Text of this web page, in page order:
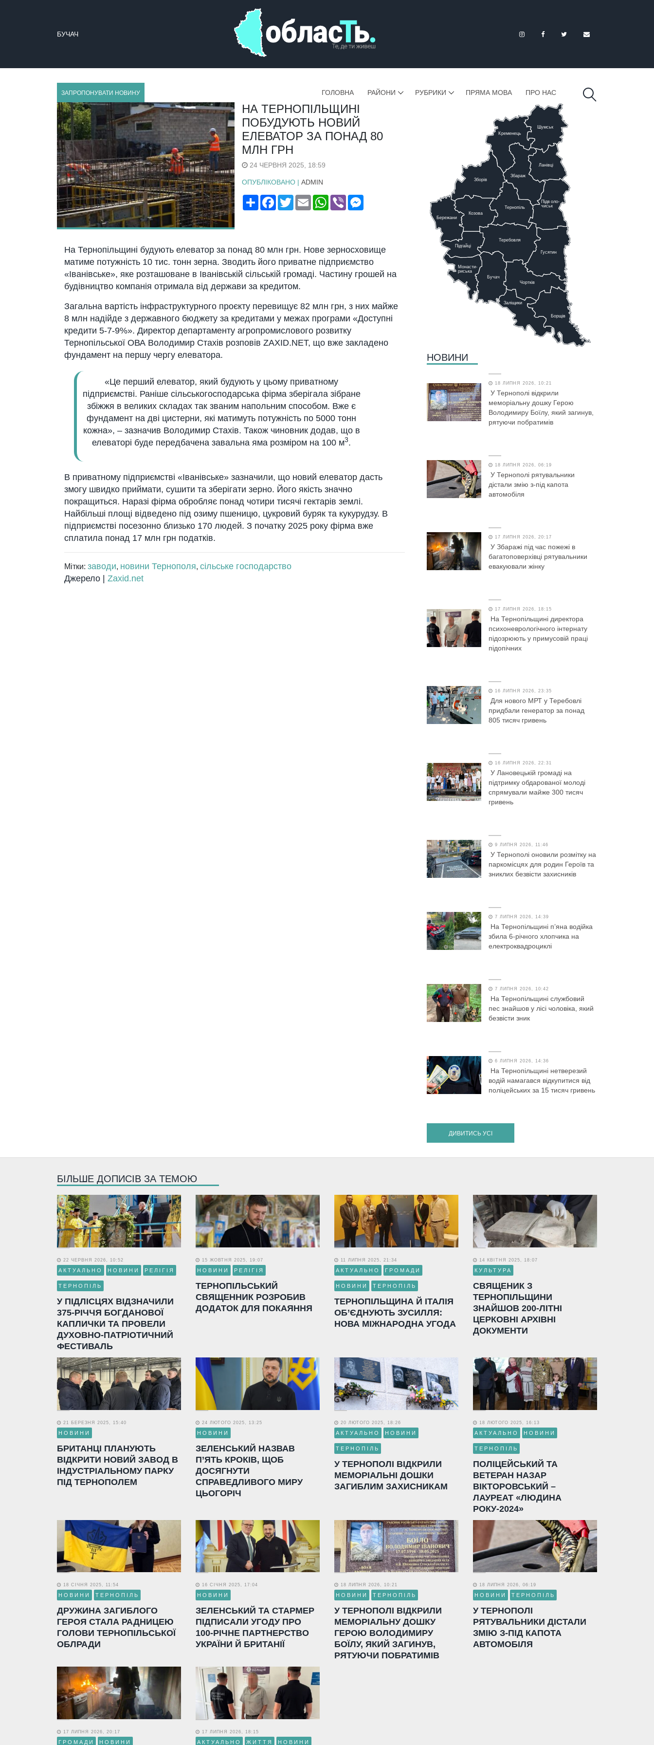
ЗАПРОПОНУВАТИ НОВИНУ ГОЛОВНА РАЙОНИ РУБРИКИ ПРЯМА МОВА ПРО НАС
НА ТЕРНОПІЛЬЩИНІ
ПОБУДУЮТЬ НОВИЙ
ЕЛЕВАТОР ЗА ПОНАД 80
МЛН ГРН
24 ЧЕРВНЯ 2025, 18:59
ОПУБЛІКОВАНО | ADMIN
ПоширитиFacebook
TwitterEmail WhatsApp
Viber
На Тернопільщині будують елеватор за понад 80 млн грн. Нове зерносховище
матиме потужність 10 тис. тонн зерна. Зводить його приватне підприємство
«Іванівське», яке розташоване в Іванівській сільській громаді. Частину грошей на
будівництво компанія отримала від держави за кредитом.
Загальна вартість інфраструктурного проєкту перевищує 82 млн грн, з них майже
8 млн надійде з державного бюджету за кредитами у межах програми «Доступні
кредити 5-7-9%». Директор департаменту агропромислового розвитку
Тернопільської ОВА Володимир Стахів розповів ZAXID.NET, що вже закладено
фундамент на першу чергу елеватора.
«Це перший елеватор, який будують у цьому приватному
підприємстві. Раніше сільськогосподарська фірма зберігала зібране
збіжжя в великих складах так званим напольним способом. Вже є
фундамент на дві цистерни, які матимуть потужність по 5000 тонн
кожна», – зазначив Володимир Стахів. Також чиновник додав, що в
елеваторі буде передбачена завальна яма розміром на 100 м3.
В приватному підприємстві «Іванівське» зазначили, що новий елеватор дасть
змогу швидко приймати, сушити та зберігати зерно. Його якість значно
покращиться. Наразі фірма обробляє понад чотири тисячі гектарів землі.
Найбільші площі відведено під озиму пшеницю, цукровий буряк та кукурудзу. В
підприємстві посезонно близько 170 людей. З початку 2025 року фірма вже
сплатила понад 17 млн грн податків.
Мітки: заводи, новини Тернополя, сільське господарство
Джерело | Zaxid.net
Тернопіль
Теребовля
Бучач
Заліщики
Борщів
Чортків
Гусятин
Підволо-
чиськ
Ланівці
Збараж
Шумськ
Кременець
Козова
Бережани
Підгайці
Зборів
Монасти-
риська
НОВИНИ
18 ЛИПНЯ 2026, 10:21
У Тернополі відкрили
меморіальну дошку Герою
Володимиру Боїлу, який загинув,
рятуючи побратимів
18 ЛИПНЯ 2026, 06:19
У Тернополі рятувальники
дістали змію з-під капота
автомобіля
17 ЛИПНЯ 2026, 20:17
У Збаражі під час пожежі в
багатоповерхівці рятувальники
евакуювали жінку
17 ЛИПНЯ 2026, 18:15
На Тернопільщині директора
психоневрологічного інтернату
підозрюють у примусовій праці
підопічних
16 ЛИПНЯ 2026, 23:35
Для нового МРТ у Теребовлі
придбали генератор за понад
805 тисяч гривень
16 ЛИПНЯ 2026, 22:31
У Лановецькій громаді на
підтримку обдарованої молоді
спрямували майже 300 тисяч
гривень
9 ЛИПНЯ 2026, 11:46
У Тернополі оновили розмітку на
паркомісцях для родин Героїв та
зниклих безвісти захисників
7 ЛИПНЯ 2026, 14:39
На Тернопільщині п’яна водійка
збила 6-річного хлопчика на
електроквадроциклі
7 ЛИПНЯ 2026, 10:42
На Тернопільщині службовий
пес знайшов у лісі чоловіка, який
безвісти зник
6 ЛИПНЯ 2026, 14:36
На Тернопільщині нетверезий
водій намагався відкупитися від
поліцейських за 15 тисяч гривень
ДИВИТИСЬ УСІ
БІЛЬШЕ ДОПИСІВ ЗА ТЕМОЮ
22 ЧЕРВНЯ 2026, 10:52
АКТУАЛЬНО НОВИНИ РЕЛІГІЯ
ТЕРНОПІЛЬ
У ПІДЛІСЦЯХ ВІДЗНАЧИЛИ
375-РІЧЧЯ БОГДАНОВОЇ
КАПЛИЧКИ ТА ПРОВЕЛИ
ДУХОВНО-ПАТРІОТИЧНИЙ
ФЕСТИВАЛЬ
15 ЖОВТНЯ 2025, 19:07
НОВИНИ РЕЛІГІЯ
ТЕРНОПІЛЬСЬКИЙ
СВЯЩЕННИК РОЗРОБИВ
ДОДАТОК ДЛЯ ПОКАЯННЯ
11 ЛИПНЯ 2025, 21:34
АКТУАЛЬНО ГРОМАДИ
НОВИНИ ТЕРНОПІЛЬ
ТЕРНОПІЛЬЩИНА Й ІТАЛІЯ
ОБ’ЄДНУЮТЬ ЗУСИЛЛЯ:
НОВА МІЖНАРОДНА УГОДА
14 КВІТНЯ 2025, 18:07
КУЛЬТУРА
СВЯЩЕНИК З
ТЕРНОПІЛЬЩИНИ
ЗНАЙШОВ 200-ЛІТНІ
ЦЕРКОВНІ АРХІВНІ
ДОКУМЕНТИ
21 БЕРЕЗНЯ 2025, 15:40
НОВИНИ
БРИТАНЦІ ПЛАНУЮТЬ
ВІДКРИТИ НОВИЙ ЗАВОД В
ІНДУСТРІАЛЬНОМУ ПАРКУ
ПІД ТЕРНОПОЛЕМ
24 ЛЮТОГО 2025, 13:25
НОВИНИ
ЗЕЛЕНСЬКИЙ НАЗВАВ
П’ЯТЬ КРОКІВ, ЩОБ
ДОСЯГНУТИ
СПРАВЕДЛИВОГО МИРУ
ЦЬОГОРІЧ
20 ЛЮТОГО 2025, 18:26
АКТУАЛЬНО НОВИНИ
ТЕРНОПІЛЬ
У ТЕРНОПОЛІ ВІДКРИЛИ
МЕМОРІАЛЬНІ ДОШКИ
ЗАГИБЛИМ ЗАХИСНИКАМ
18 ЛЮТОГО 2025, 16:13
АКТУАЛЬНО НОВИНИ
ТЕРНОПІЛЬ
ПОЛІЦЕЙСЬКИЙ ТА
ВЕТЕРАН НАЗАР
ВІКТОРОВСЬКИЙ –
ЛАУРЕАТ «ЛЮДИНА
РОКУ-2024»
18 СІЧНЯ 2025, 11:54
НОВИНИ ТЕРНОПІЛЬ
ДРУЖИНА ЗАГИБЛОГО
ГЕРОЯ СТАЛА РАДНИЦЕЮ
ГОЛОВИ ТЕРНОПІЛЬСЬКОЇ
ОБЛРАДИ
16 СІЧНЯ 2025, 17:04
НОВИНИ
ЗЕЛЕНСЬКИЙ ТА СТАРМЕР
ПІДПИСАЛИ УГОДУ ПРО
100-РІЧНЕ ПАРТНЕРСТВО
УКРАЇНИ Й БРИТАНІЇ
18 ЛИПНЯ 2026, 10:21
НОВИНИ ТЕРНОПІЛЬ
У ТЕРНОПОЛІ ВІДКРИЛИ
МЕМОРІАЛЬНУ ДОШКУ
ГЕРОЮ ВОЛОДИМИРУ
БОЇЛУ, ЯКИЙ ЗАГИНУВ,
РЯТУЮЧИ ПОБРАТИМІВ
18 ЛИПНЯ 2026, 06:19
НОВИНИ ТЕРНОПІЛЬ
У ТЕРНОПОЛІ
РЯТУВАЛЬНИКИ ДІСТАЛИ
ЗМІЮ З-ПІД КАПОТА
АВТОМОБІЛЯ
17 ЛИПНЯ 2026, 20:17
ГРОМАДИ НОВИНИ
17 ЛИПНЯ 2026, 18:15
АКТУАЛЬНО ЖИТТЯ НОВИНИ